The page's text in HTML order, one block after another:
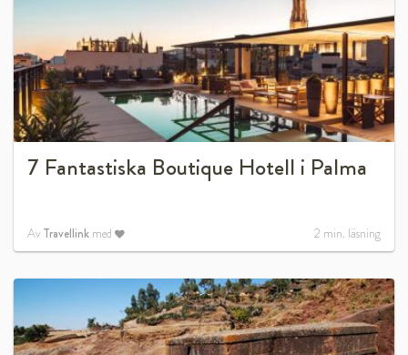
7 Fantastiska Boutique Hotell i Palma
Av Travellink med 2 min. läsning